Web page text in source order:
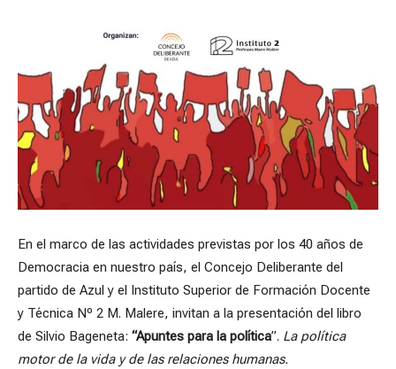
En el marco de las actividades previstas por los 40 años de
Democracia en nuestro país, el Concejo Deliberante del
partido de Azul y el Instituto Superior de Formación Docente
y Técnica Nº 2 M. Malere, invitan a la presentación del libro
de Silvio Bageneta: “Apuntes para la política”. La política
motor de la vida y de las relaciones humanas.